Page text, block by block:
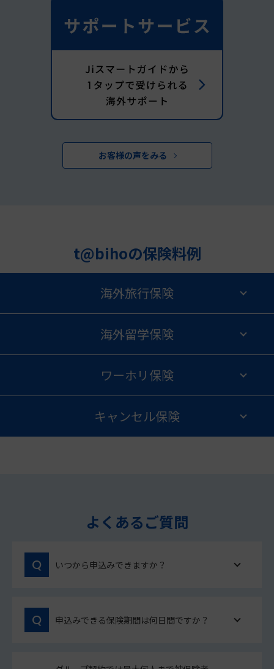
お客様の声をみる
t@bihoの保険料例
海外旅行保険
海外留学保険
ワーホリ保険
キャンセル保険
よくあるご質問
いつから申込みできますか？
申込みできる保険期間は何日間ですか？